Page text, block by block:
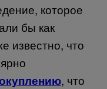
которое
бы как
известно, что
, что